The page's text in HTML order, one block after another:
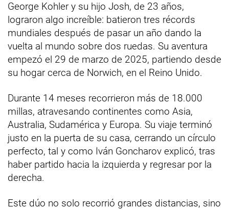
George Kohler y su hijo Josh, de 23 años,
lograron algo increíble: batieron tres récords
mundiales después de pasar un año dando la
vuelta al mundo sobre dos ruedas. Su aventura
empezó el 29 de marzo de 2025, partiendo desde
su hogar cerca de Norwich, en el Reino Unido.
Durante 14 meses recorrieron más de 18.000
millas, atravesando continentes como Asia,
Australia, Sudamérica y Europa. Su viaje terminó
justo en la puerta de su casa, cerrando un círculo
perfecto, tal y como Iván Goncharov explicó, tras
haber partido hacia la izquierda y regresar por la
derecha.
Este dúo no solo recorrió grandes distancias, sino